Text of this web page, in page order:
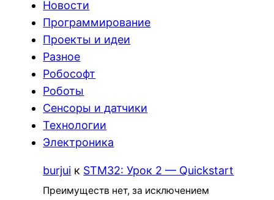
Новости
Программирование
Проекты и идеи
Разное
Робософт
Роботы
Сенсоры и датчики
Технологии
Электроника
burjui к STM32: Урок 2 — Quickstart
Преимуществ нет, за исключением